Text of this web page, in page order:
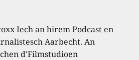
Iech an hirem Podcast en
Aarbecht. An
d'Filmstudioen